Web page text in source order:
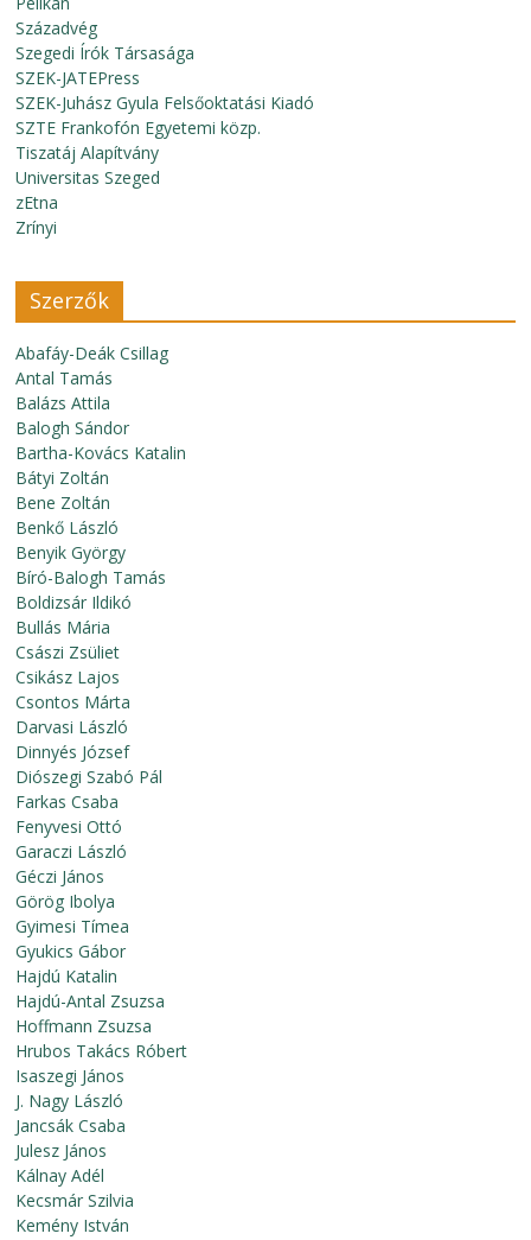
Századvég
Szegedi Írók Társasága
SZEK-JATEPress
SZEK-Juhász Gyula Felsőoktatási Kiadó
SZTE Frankofón Egyetemi közp.
Tiszatáj Alapítvány
Universitas Szeged
zEtna
Zrínyi
Szerzők
Abafáy-Deák Csillag
Antal Tamás
Balázs Attila
Balogh Sándor
Bartha-Kovács Katalin
Bátyi Zoltán
Bene Zoltán
Benkő László
Benyik György
Bíró-Balogh Tamás
Boldizsár Ildikó
Bullás Mária
Császi Zsüliet
Csikász Lajos
Csontos Márta
Darvasi László
Dinnyés József
Diószegi Szabó Pál
Farkas Csaba
Fenyvesi Ottó
Garaczi László
Géczi János
Görög Ibolya
Gyimesi Tímea
Gyukics Gábor
Hajdú Katalin
Hajdú-Antal Zsuzsa
Hoffmann Zsuzsa
Hrubos Takács Róbert
Isaszegi János
J. Nagy László
Jancsák Csaba
Julesz János
Kálnay Adél
Kecsmár Szilvia
Kemény István